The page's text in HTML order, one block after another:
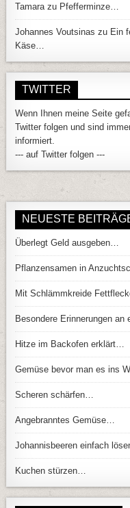
Tamarazu Pfefferminze…
Johannes Voutsinas zu Ein
Käse…
TWITTER
Wenn Ihnen meine Seite
Twitter folgen und sind
informiert.
--- auf Twitter folgen ---
NEUESTE
Überlegt Geld ausgeben…
Pflanzensamen in
Mit Schlämmkreide
Besondere Erinnerungen
Hitze im Backofen erklärt…
Gemüse bevor man es ins
Scheren schärfen…
Angebranntes Gemüse…
Johannisbeeren einfach
Kuchen stürzen…